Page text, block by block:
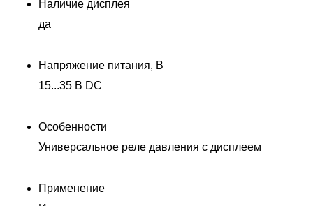
Наличие дисплея
да
Напряжение питания, В
15...35 В DC
Особенности
Универсальное реле давления с дисплеем
Применение